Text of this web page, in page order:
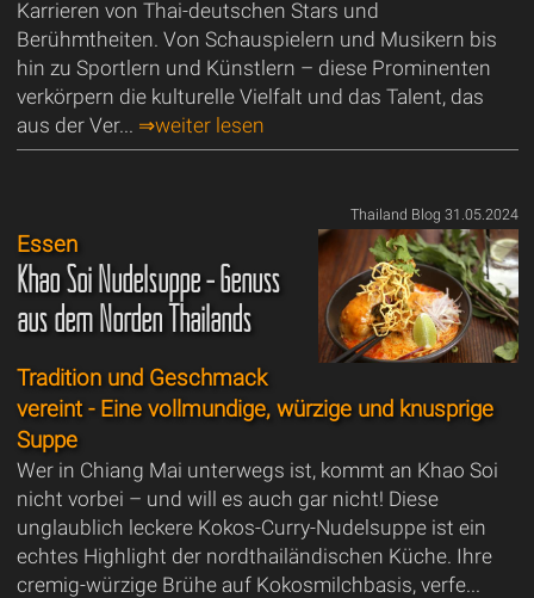
Karrieren von Thai-deutschen Stars und
Berühmtheiten. Von Schauspielern und Musikern bis
hin zu Sportlern und Künstlern – diese Prominenten
verkörpern die kulturelle Vielfalt und das Talent, das
aus der Ver... ⇒weiter lesen
Thailand Blog 31.05.2024
Essen
Khao Soi Nudelsuppe - Genuss
aus dem Norden Thailands
Tradition und Geschmack
vereint - Eine vollmundige, würzige und knusprige
Suppe
Wer in Chiang Mai unterwegs ist, kommt an Khao Soi
nicht vorbei – und will es auch gar nicht! Diese
unglaublich leckere Kokos-Curry-Nudelsuppe ist ein
echtes Highlight der nordthailändischen Küche. Ihre
cremig-würzige Brühe auf Kokosmilchbasis, verfe...